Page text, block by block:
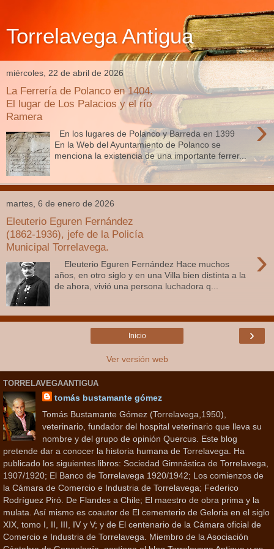
Torrelavega Antigua
miércoles, 22 de abril de 2026
La Ferrería de Polanco en 1404.
El lugar de Los Palacios y el río
Ramera
›
En los lugares de Polanco y Barreda en 1399
En la Web del Ayuntamiento de Polanco se
menciona la existencia de una importante ferrer...
martes, 6 de enero de 2026
Eleuterio Eguren Fernández
(1862-1936), jefe de la Policía
Municipal Torrelavega.
›
Eleuterio Eguren Fernández Hace muchos
años, en otro siglo y en una Villa bien distinta a la
de ahora, vivió una persona luchadora q...
›
Inicio
Ver versión web
TORRELAVEGAANTIGUA
tomás bustamante gómez
Tomás Bustamante Gómez (Torrelavega,1950),
veterinario, fundador del hospital veterinario que lleva su
nombre y del grupo de opinión Quercus. Este blog
pretende dar a conocer la historia humana de Torrelavega. Ha
publicado los siguientes libros: Sociedad Gimnástica de Torrelavega,
1907/1920; El Banco de Torrelavega 1920/1942; Los comienzos de
la Cámara de Comercio e Industria de Torrelavega; Federico
Rodríguez Piró. De Flandes a Chile; El maestro de obra prima y la
mulata. Así mismo es coautor de El cementerio de Geloria en el siglo
XIX, tomo I, II, III, IV y V; y de El centenario de la Cámara oficial de
Comercio e Industria de Torrelavega. Miembro de la Asociación